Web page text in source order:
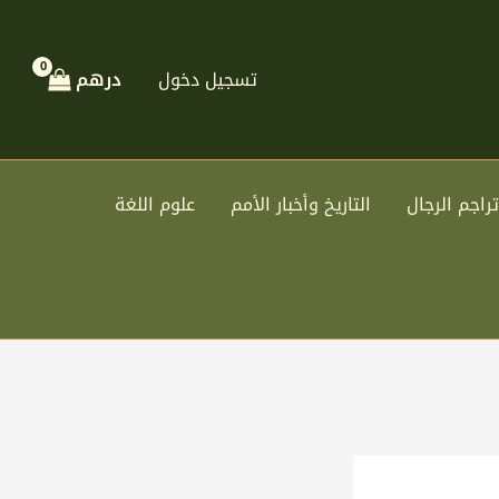
تسجيل دخول درهم
تراجم الرجال التاريخ وأخبار الأمم علوم اللغة